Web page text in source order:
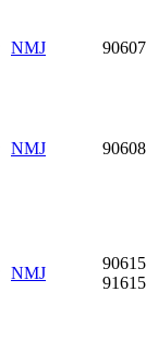
NMJ 90607
NMJ 90608
NMJ
90615
91615